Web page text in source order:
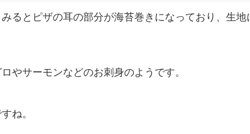
るとピザの耳の部分が海苔巻きになっており、生地
やサーモンなどのお刺身のようです。
ね。